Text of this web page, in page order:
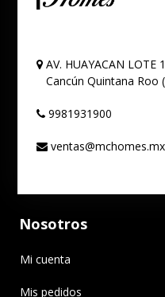
AV. HUAYACAN
Cancún Quintana Roo
9981931900
ventas@mchomes.mx
Nosotros
Mi cuenta
Mis pedidos